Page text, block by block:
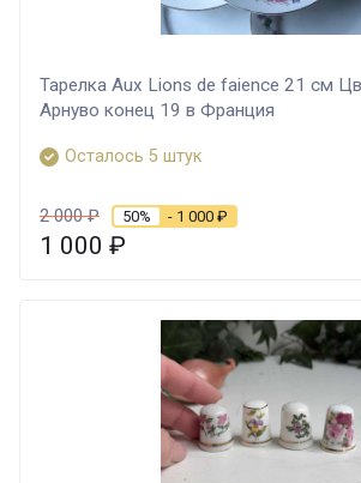
Тарелка Aux Lions de faience 21 см
Арнуво конец 19 в Франция
Осталось 5 штук
2 000₽ 50% - 1 000 ₽
1 000 ₽